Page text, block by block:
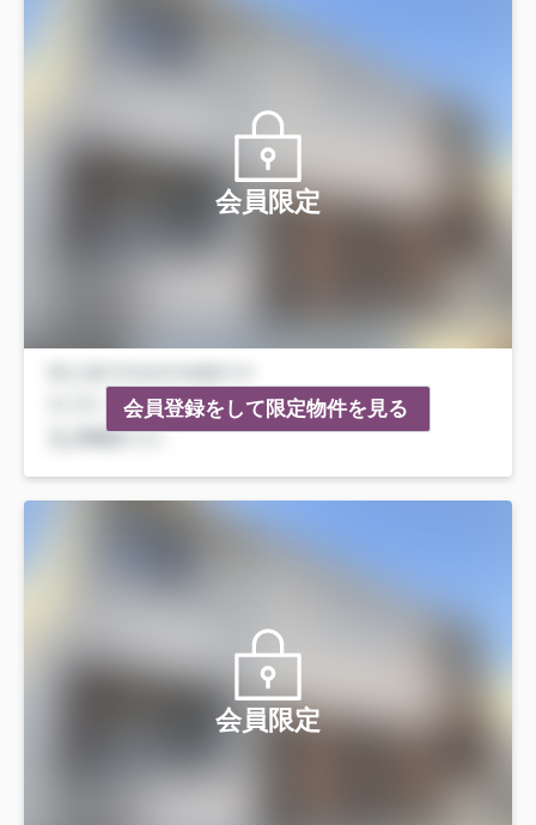
会員限定
会員登録をして限定物件を見る
会員限定